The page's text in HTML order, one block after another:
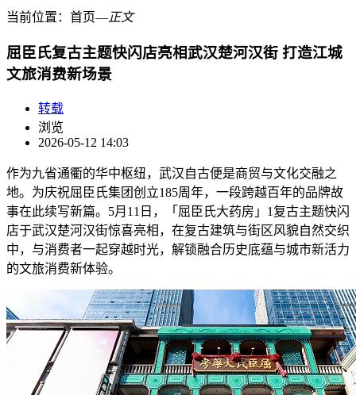
当前位置： 首页―正文
屈臣氏复古主题快闪店亮相武汉楚河汉街 打造江城
文旅消费新场景
转载
浏览
2026-05-12 14:03
作为九省通衢的华中枢纽，武汉自古便是商贸与文化交融之
地。为庆祝屈臣氏集团创立185周年，一段跨越百年的品牌故
事在此续写新篇。5月11日，「屈臣氏大药房」1复古主题快闪
店于武汉楚河汉街惊喜亮相，在复古建筑与街区风貌自然交织
中，与消费者一起穿越时光，解锁融合历史底蕴与城市新活力
的文旅消费新体验。